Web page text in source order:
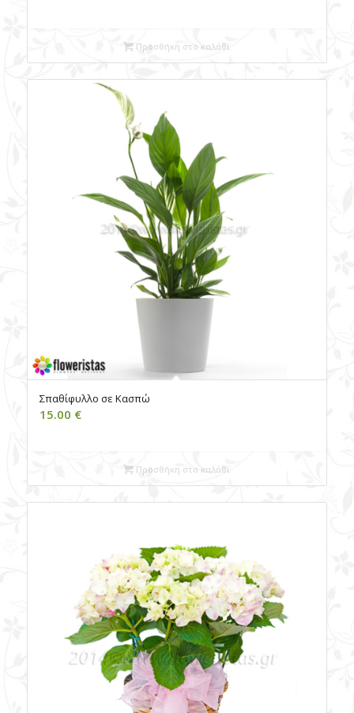
Προσθήκη στο καλάθι
Σπαθίφυλλο σε Κασπώ
15.00 €
Προσθήκη στο καλάθι